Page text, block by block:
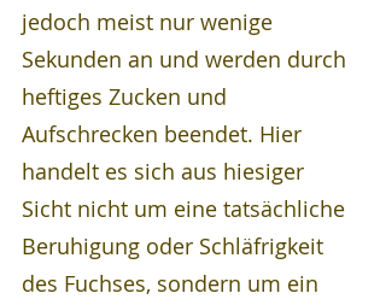
jedoch meist nur wenige
Sekunden an und werden durch
heftiges Zucken und
Aufschrecken beendet. Hier
handelt es sich aus hiesiger
Sicht nicht um eine tatsächliche
Beruhigung oder Schläfrigkeit
des Fuchses, sondern um ein